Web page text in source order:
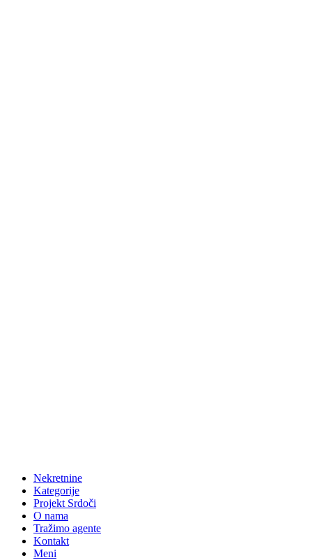
Nekretnine
Kategorije
Projekt Srdoči
O nama
Tražimo agente
Kontakt
Meni